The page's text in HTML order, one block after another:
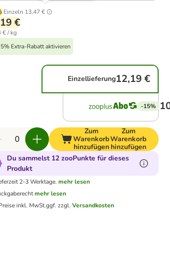
Einzeln 13,47 €
€
€ / kg
Extra-Rabatt aktivieren
Einzellieferung12,19 €
-15%
Zum
Warenkorb
hinzufügen
Zum
Warenkorb
hinzufügen
Du sammelst 12 zooPunkte für dieses
Produkt
2-3 Werktage. mehr lesen
mehr lesen
inkl. MwSt.ggf. zzgl.Versandkosten